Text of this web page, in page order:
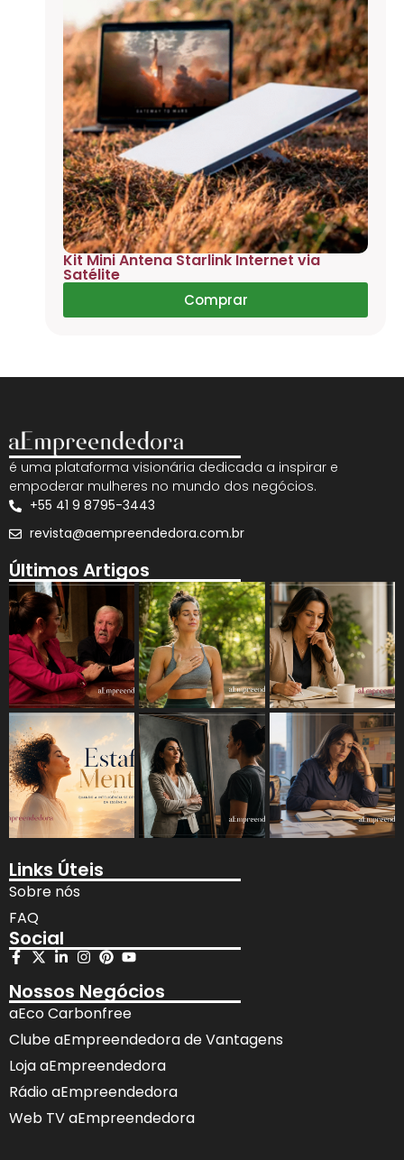
Kit Mini Antena Starlink Internet via
Satélite
Comprar
é uma plataforma visionária dedicada a inspirar e
empoderar mulheres no mundo dos negócios.
+55 41 9 8795-3443
revista@aempreendedora.com.br
Últimos Artigos
Links Úteis
Sobre nós
FAQ
Social
Nossos Negócios
aEco Carbonfree
Clube aEmpreendedora de Vantagens
Loja aEmpreendedora
Rádio aEmpreendedora
Web TV aEmpreendedora